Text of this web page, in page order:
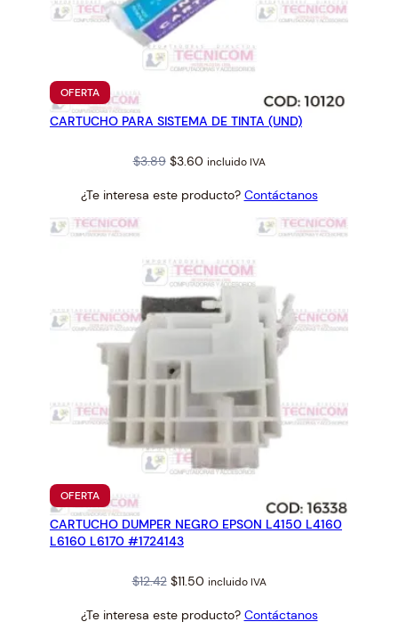
6
I
I
i
OFERTAPRODUCTO
EN
OFERTA
CARTUCHO PARA SISTEMA DE TINTA (UND)
$3.89 Original
was:
$3.60Current
is:
incluido IVA
¿Te interesa este producto? Contáctanos
OFERTAPRODUCTO
EN
OFERTA
CARTUCHO DUMPER NEGRO EPSON L4150 L4160
L6160 L6170 #1724143
$12.42 Original
was:
$11.50Current
is:
incluido IVA
¿Te interesa este producto? Contáctanos